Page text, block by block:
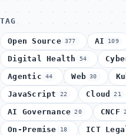
TAG
Open Source 377 AI 109
Digital Health 54
Agentic 44 Web 30
JavaScript 22 Cloud 21
AI Governance 20 CNCF
On-Premise 18 ICT